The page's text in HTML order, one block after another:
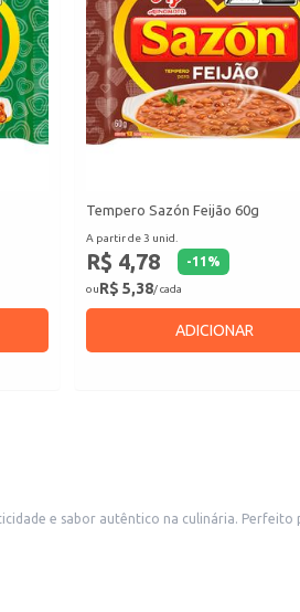
Tempero Sazón Feijão 60g
A partir de 3 unid.
R$ 4,78 -11 %
ouR$ 5,38/ cada
ADICIONAR
e sabor autêntico na culinária.